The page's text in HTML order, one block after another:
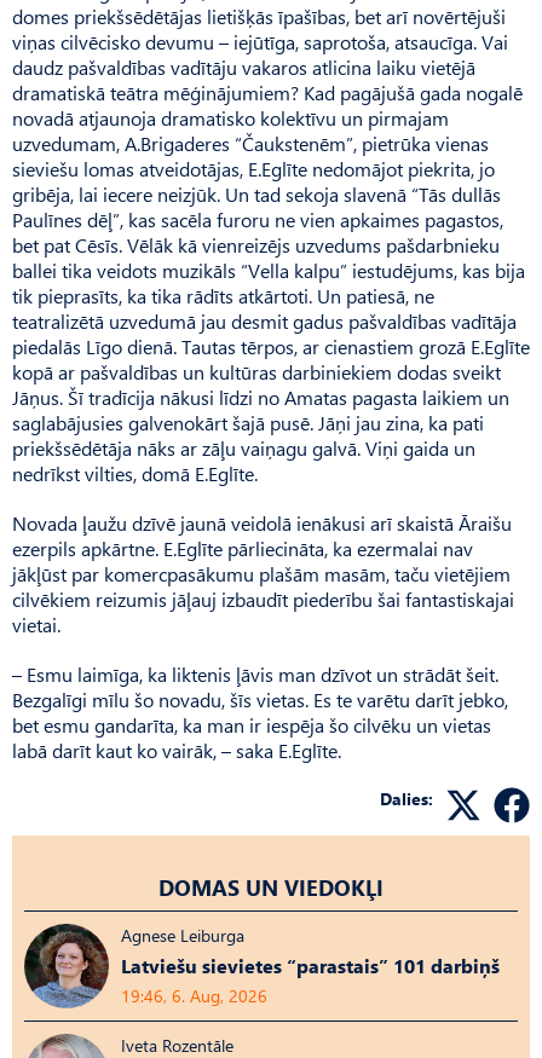
domes priekšsēdētājas lietišķās īpašības, bet arī novērtējuši
viņas cilvēcisko devumu – iejūtīga, saprotoša, atsaucīga. Vai
daudz pašvaldības vadītāju vakaros atlicina laiku vietējā
dramatiskā teātra mēģinājumiem? Kad pagājušā gada nogalē
novadā atjaunoja dramatisko kolektīvu un pirmajam
uzvedumam, A.Brigaderes “Čaukstenēm”, pietrūka vienas
sieviešu lomas atveidotājas, E.Eglīte nedomājot piekrita, jo
gribēja, lai iecere neizjūk. Un tad sekoja slavenā “Tās dullās
Paulīnes dēļ”, kas sacēla furoru ne vien apkaimes pagastos,
bet pat Cēsīs. Vēlāk kā vienreizējs uzvedums pašdarbnieku
ballei tika veidots muzikāls “Vella kalpu” iestudējums, kas bija
tik pieprasīts, ka tika rādīts atkārtoti. Un patiesā, ne
teatralizētā uzvedumā jau desmit gadus pašvaldības vadītāja
piedalās Līgo dienā. Tautas tērpos, ar cienastiem grozā E.Eglīte
kopā ar pašvaldības un kultūras darbiniekiem dodas sveikt
Jāņus. Šī tradīcija nākusi līdzi no Amatas pagasta laikiem un
saglabājusies galvenokārt šajā pusē. Jāņi jau zina, ka pati
priekšsēdētāja nāks ar zāļu vaiņagu galvā. Viņi gaida un
nedrīkst vilties, domā E.Eglīte.
Novada ļaužu dzīvē jaunā veidolā ienākusi arī skaistā Āraišu
ezerpils apkārtne. E.Eglīte pārliecināta, ka ezermalai nav
jākļūst par komercpasākumu plašām masām, taču vietējiem
cilvēkiem reizumis jāļauj izbaudīt piederību šai fantastiskajai
vietai.
– Esmu laimīga, ka liktenis ļāvis man dzīvot un strādāt šeit.
Bezgalīgi mīlu šo novadu, šīs vietas. Es te varētu darīt jebko,
bet esmu gandarīta, ka man ir iespēja šo cilvēku un vietas
labā darīt kaut ko vairāk, – saka E.Eglīte.
Dalies:
DOMAS UN VIEDOKĻI
Agnese Leiburga
Latviešu sievietes “parastais” 101 darbiņš
19:46, 6. Aug, 2026
Iveta Rozentāle